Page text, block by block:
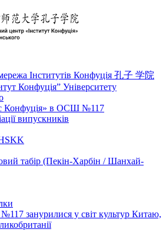
Інститутів Конфуція 孔子 学院
Конфуція” Університету
Конфуція» в ОСШ №117
випускників
табір (Пекін-Харбін / Шанхай-
занурилися у світ культур Китаю,